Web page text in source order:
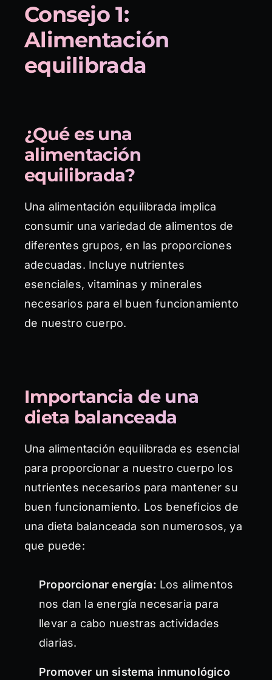
Consejo 1:
Alimentación
equilibrada
¿Qué es una
alimentación
equilibrada?
Una alimentación equilibrada implica
consumir una variedad de alimentos de
diferentes grupos, en las proporciones
adecuadas. Incluye nutrientes
esenciales, vitaminas y minerales
necesarios para el buen funcionamiento
de nuestro cuerpo.
Importancia de una
dieta balanceada
Una alimentación equilibrada es esencial
para proporcionar a nuestro cuerpo los
nutrientes necesarios para mantener su
buen funcionamiento. Los beneficios de
una dieta balanceada son numerosos, ya
que puede:
Proporcionar energía: Los alimentos
nos dan la energía necesaria para
llevar a cabo nuestras actividades
diarias.
Promover un sistema inmunológico